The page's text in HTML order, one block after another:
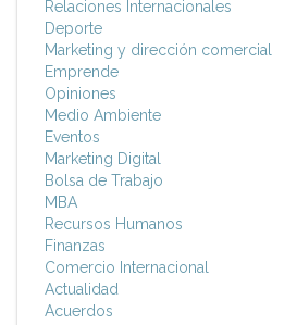
Relaciones Internacionales
Deporte
Marketing y dirección comercial
Emprende
Opiniones
Medio Ambiente
Eventos
Marketing Digital
Bolsa de Trabajo
MBA
Recursos Humanos
Finanzas
Comercio Internacional
Actualidad
Acuerdos